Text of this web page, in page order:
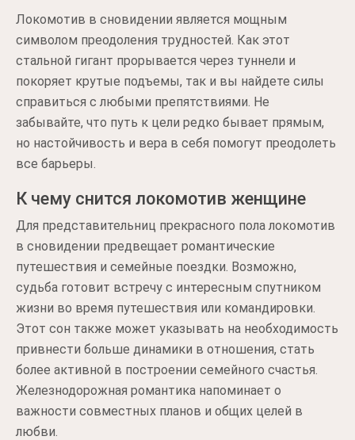
Локомотив в сновидении является мощным
символом преодоления трудностей. Как этот
стальной гигант прорывается через туннели и
покоряет крутые подъемы, так и вы найдете силы
справиться с любыми препятствиями. Не
забывайте, что путь к цели редко бывает прямым,
но настойчивость и вера в себя помогут преодолеть
все барьеры.
К чему снится локомотив женщине
Для представительниц прекрасного пола локомотив
в сновидении предвещает романтические
путешествия и семейные поездки. Возможно,
судьба готовит встречу с интересным спутником
жизни во время путешествия или командировки.
Этот сон также может указывать на необходимость
привнести больше динамики в отношения, стать
более активной в построении семейного счастья.
Железнодорожная романтика напоминает о
важности совместных планов и общих целей в
любви.